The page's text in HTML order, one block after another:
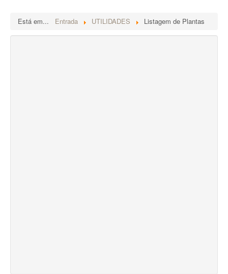
Está em... Entrada UTILIDADES Listagem de Plantas